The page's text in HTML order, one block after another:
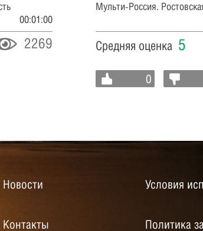
00:01:00
2269
Мульти-Россия.
Средняя оценка 5
0
Новости Условия
Контакты Политика